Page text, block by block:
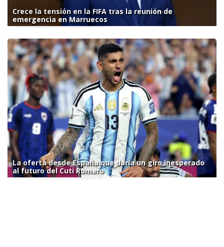
Crece la tensión en la FIFA tras la reunión de
emergencia en Marruecos
La oferta desde España que daría un giro inesperado
al futuro del Cuti Romero